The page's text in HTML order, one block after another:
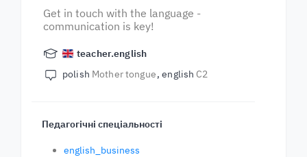
Get in touch with the language -
communication is key!
teacher.english
polish Mother tongue english C2
Педагогічні спеціальності
english_business